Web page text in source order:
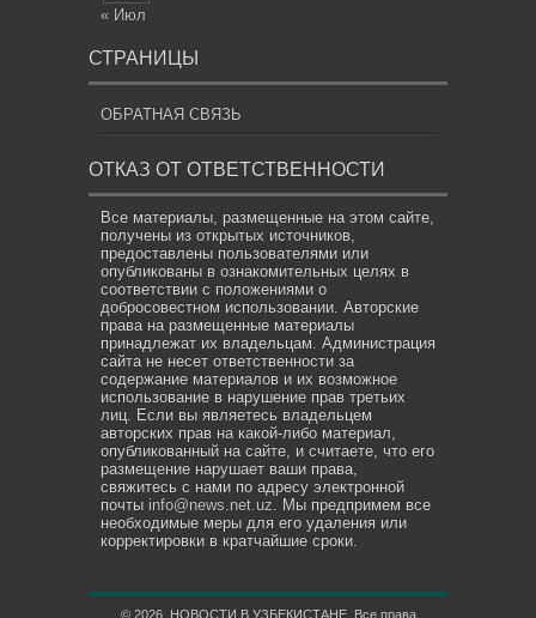
« Июл
СТРАНИЦЫ
ОБРАТНАЯ СВЯЗЬ
ОТКАЗ ОТ ОТВЕТСТВЕННОСТИ
Все материалы, размещенные на этом сайте,
получены из открытых источников,
предоставлены пользователями или
опубликованы в ознакомительных целях в
соответствии с положениями о
добросовестном использовании. Авторские
права на размещенные материалы
принадлежат их владельцам. Администрация
сайта не несет ответственности за
содержание материалов и их возможное
использование в нарушение прав третьих
лиц. Если вы являетесь владельцем
авторских прав на какой-либо материал,
опубликованный на сайте, и считаете, что его
размещение нарушает ваши права,
свяжитесь с нами по адресу электронной
почты info@news.net.uz. Мы предпримем все
необходимые меры для его удаления или
корректировки в кратчайшие сроки.
© 2026. НОВОСТИ В УЗБЕКИСТАНЕ. Все права